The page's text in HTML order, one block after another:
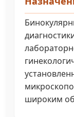
широким